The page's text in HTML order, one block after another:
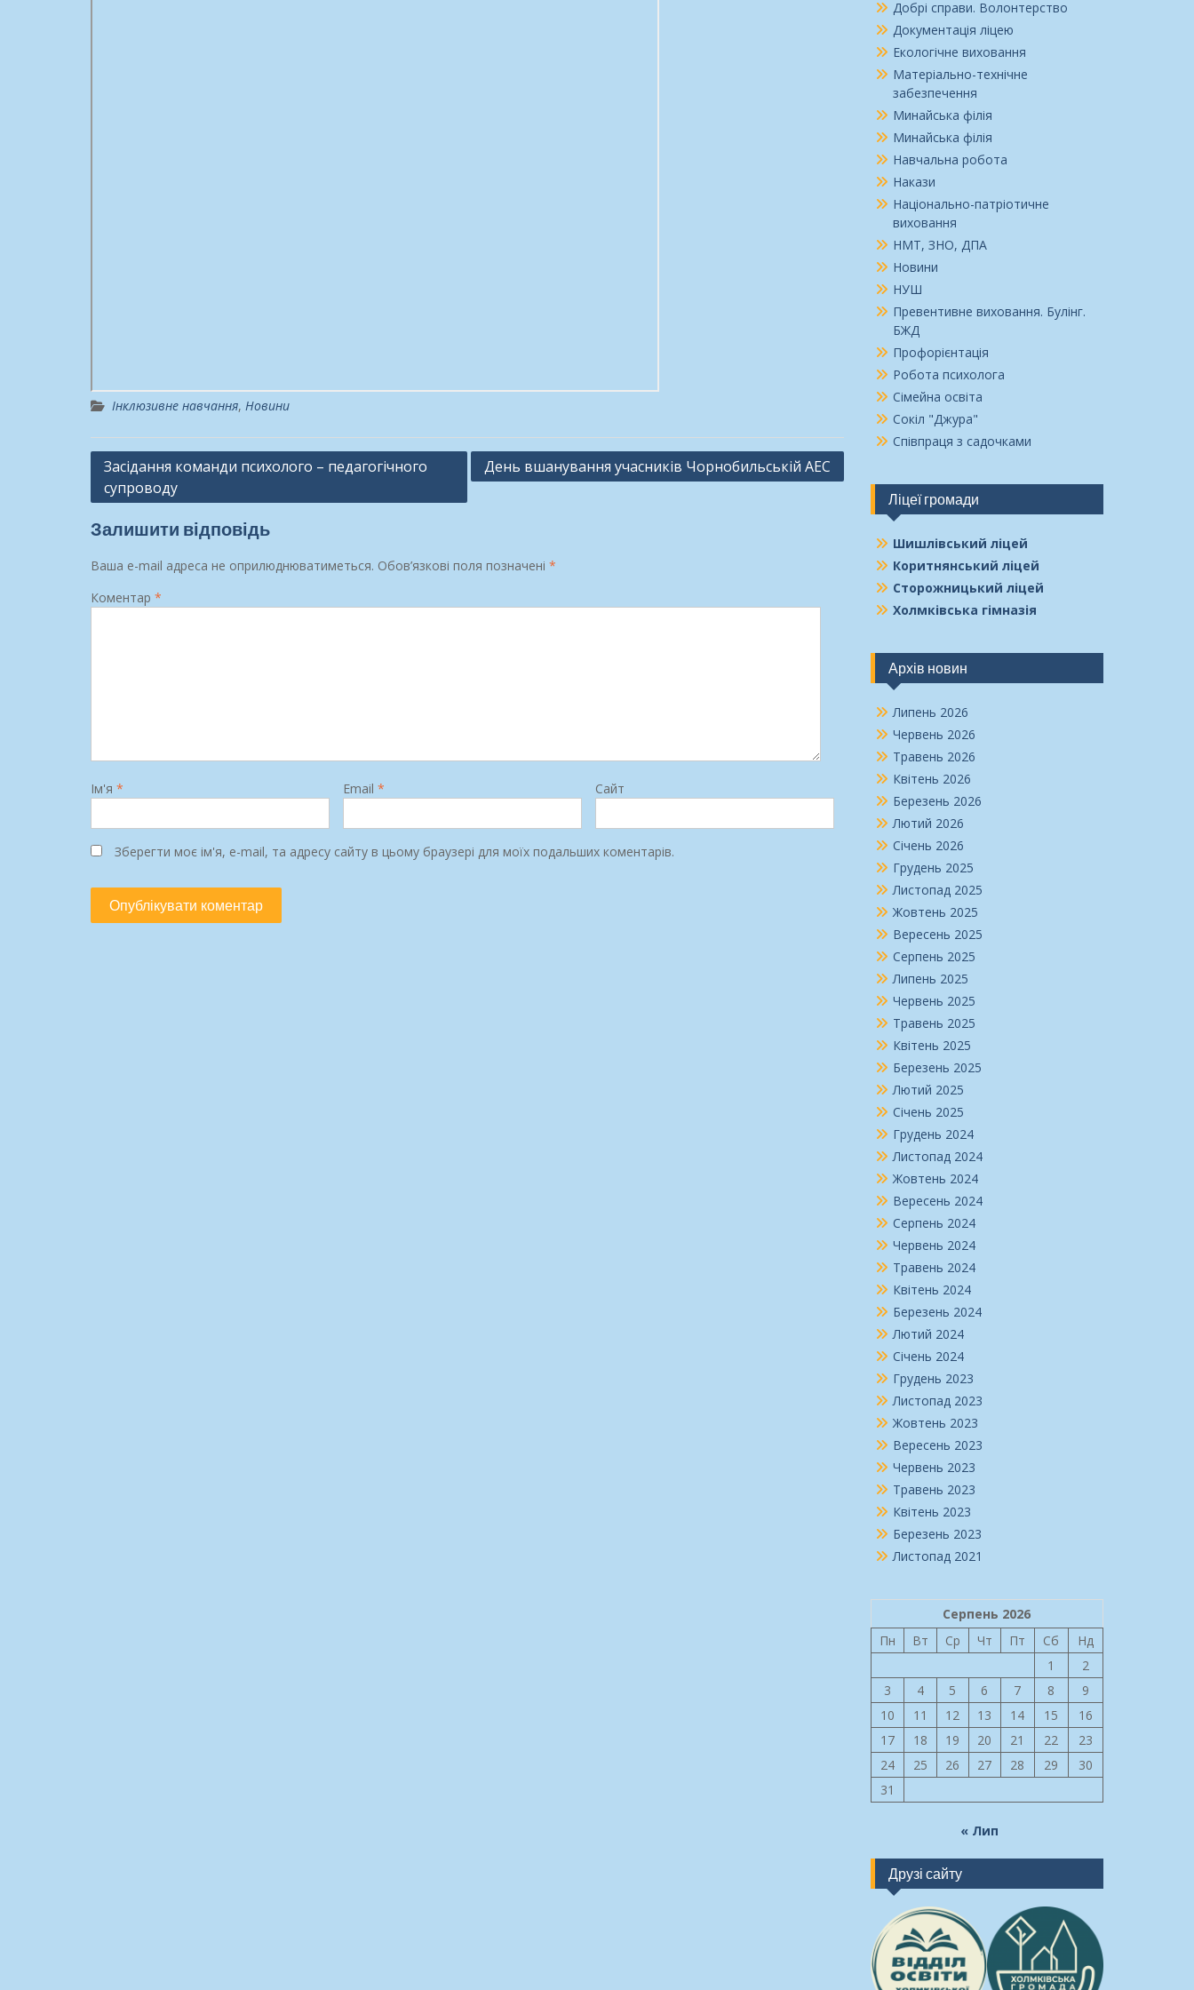
Інклюзивне навчання, Новини
Навігація
записів
Засідання команди психолого – педагогічного
супроводу
День вшанування учасників Чорнобильській АЕС
Залишити відповідь
Ваша e-mail адреса не оприлюднюватиметься. Обов’язкові поля позначені *
Коментар *
Ім'я * Email * Сайт
Зберегти моє ім'я, e-mail, та адресу сайту в цьому браузері для моїх подальших коментарів.
Добрі справи. Волонтерство
Документація ліцею
Екологічне виховання
Матеріально-технічне
забезпечення
Минайська філія
Минайська філія
Навчальна робота
Накази
Національно-патріотичне
виховання
НМТ, ЗНО, ДПА
Новини
НУШ
Превентивне виховання. Булінг.
БЖД
Профорієнтація
Робота психолога
Сімейна освіта
Сокіл "Джура"
Співпраця з садочками
Ліцеї громади
Шишлівський ліцей
Коритнянський ліцей
Сторожницький ліцей
Холмківська гімназія
Архів новин
Липень 2026
Червень 2026
Травень 2026
Квітень 2026
Березень 2026
Лютий 2026
Січень 2026
Грудень 2025
Листопад 2025
Жовтень 2025
Вересень 2025
Серпень 2025
Липень 2025
Червень 2025
Травень 2025
Квітень 2025
Березень 2025
Лютий 2025
Січень 2025
Грудень 2024
Листопад 2024
Жовтень 2024
Вересень 2024
Серпень 2024
Червень 2024
Травень 2024
Квітень 2024
Березень 2024
Лютий 2024
Січень 2024
Грудень 2023
Листопад 2023
Жовтень 2023
Вересень 2023
Червень 2023
Травень 2023
Квітень 2023
Березень 2023
Листопад 2021
Серпень 2026
Пн
Вт Ср Чт Пт Сб
Нд
1
2
3
4 5 6 7 8
9
10
11 12 13 14 15
16
17
18 19 20 21 22
23
24
25 26 27 28 29
30
31
« Лип
Друзі сайту